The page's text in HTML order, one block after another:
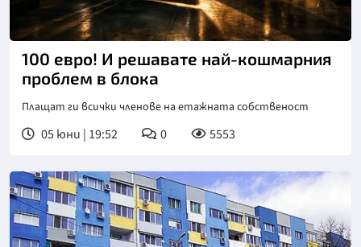
100 евро! И решавате най-кошмарния
проблем в блока
Плащат ги всички членове на етажната собственост
05 юни | 19:52 0 5553